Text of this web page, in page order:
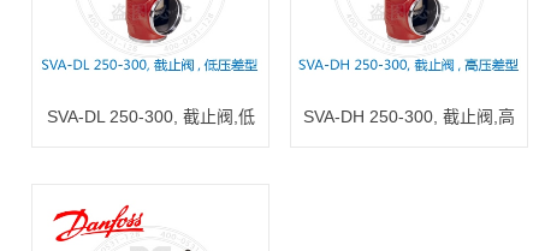
SVA-DL 250-300, 截止阀,低
SVA-DH 250-300, 截止阀,高